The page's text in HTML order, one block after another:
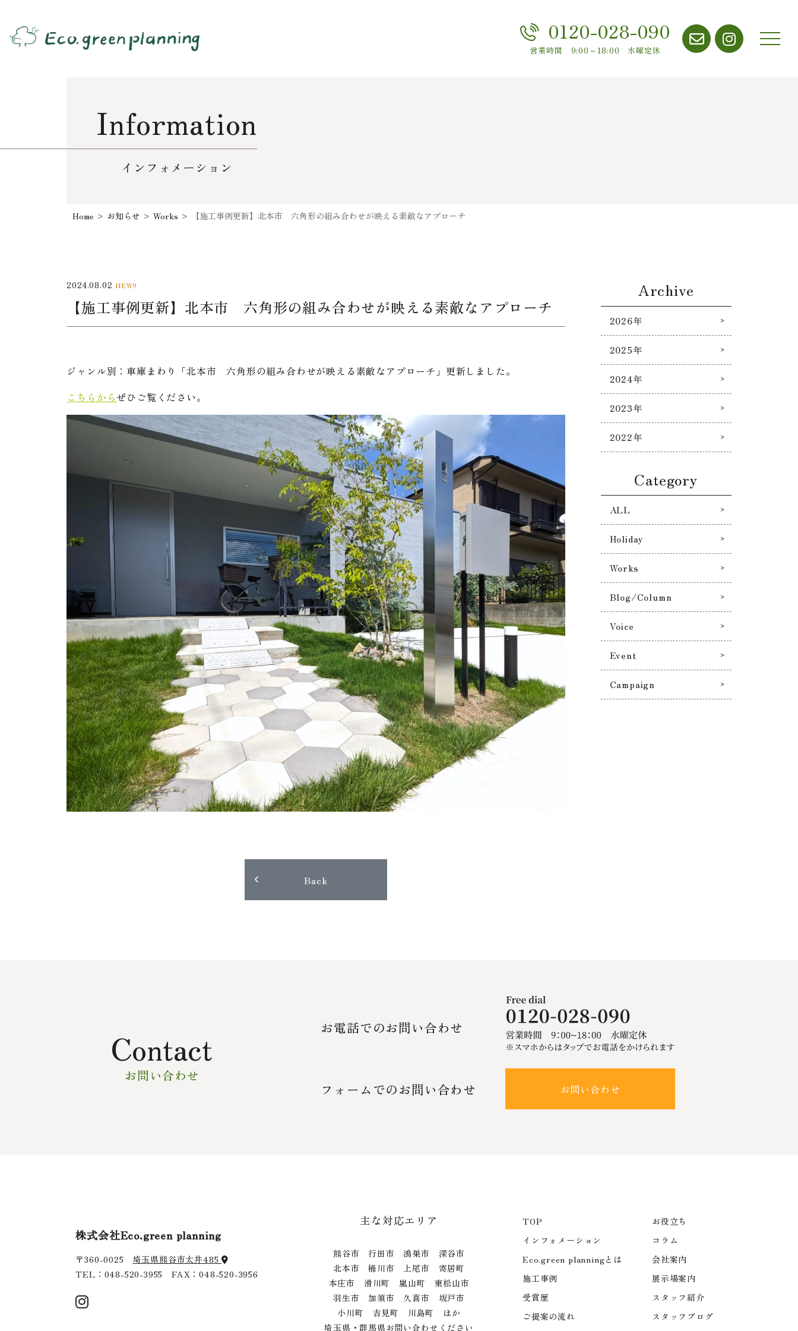
0120-028-090
営業時間 9:00～18:00 水曜定休
メニ
Information
インフォメーション
Home > お知らせ >Works > 【施工事例更新】北本市 六角形の組み合わせが映える素敵なアプローチ
2024.08.02 NEW!!
【施工事例更新】北本市 六角形の組み合わせが映える素敵なアプローチ
ジャンル別：車庫まわり「北本市 六角形の組み合わせが映える素敵なアプローチ」更新しました。
こちらからぜひご覧ください。
Back
Archive
2026年
2025年
2024年
2023年
2022年
Category
ALL
Holiday
Works
Blog/Column
Voice
Event
Campaign
Contact
お問い合わせ
お電話でのお問い合わせ
フォームでのお問い合わせ お問い合わせ
株式会社Eco.green planning
〒360-0025 埼玉県熊谷市太井485
TEL： 048-520-3955 FAX：048-520-3956
主な対応エリア
熊谷市 行田市 鴻巣市 深谷市
北本市 桶川市 上尾市 寄居町
本庄市 滑川町 嵐山町 東松山市
羽生市 加須市 久喜市 坂戸市
小川町 吉見町 川島町 ほか
埼玉県・群馬県お問い合わせください
TOP
インフォメーション
Eco.green planningとは
施工事例
受賞歴
ご提案の流れ
お役立ち
コラム
会社案内
展示場案内
スタッフ紹介
スタッフブログ